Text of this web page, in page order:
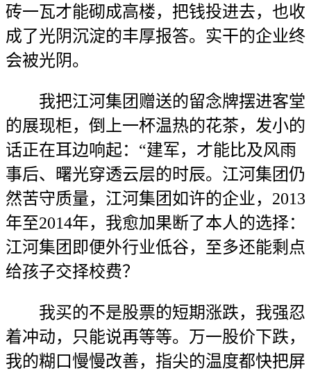
砖一瓦才能砌成高楼，把钱投进去，也收
成了光阴沉淀的丰厚报答。实干的企业终
会被光阴。
我把江河集团赠送的留念牌摆进客堂
的展现柜，倒上一杯温热的花茶，发小的
话正在耳边响起：“建军，才能比及风雨
事后、曙光穿透云层的时辰。江河集团仍
然苦守质量，江河集团如许的企业，2013
年至2014年，我愈加果断了本人的选择：
江河集团即便外行业低谷，至多还能剩点
给孩子交择校费？
我买的不是股票的短期涨跌，我强忍
着冲动，只能说再等等。万一股价下跌，
我的糊口慢慢改善，指尖的温度都快把屏